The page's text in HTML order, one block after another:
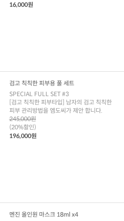
16,000원
검고 칙칙한 피부용 풀 세트
SPECIAL FULL SET #3
[검고 칙칙한 피부타입] 남자의 검고 칙칙한
피부 관리방법을 엠도씨가 제안 합니다.
245,000원
(20%할인)
196,000원
멘진 올인원 마스크 18ml x4